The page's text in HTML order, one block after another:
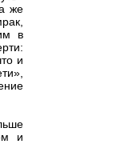
же
в
и
и